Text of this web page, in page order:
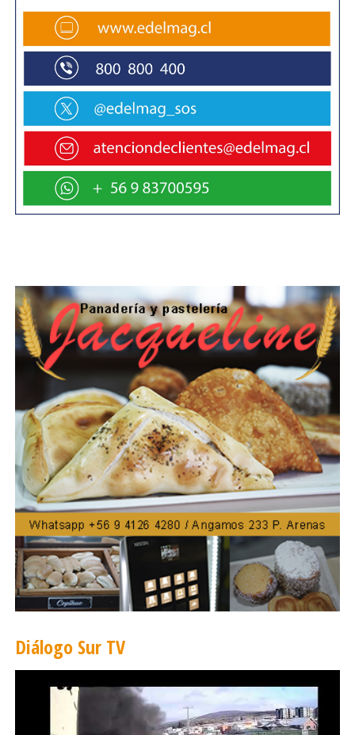
En cuanto a la experiencia vivida, Márquez agregó
que “es muy enriquecedor porque se aprende
mucho, en esta visita trabajamos a la par con la
comunidad y logramos poner en práctica lo
aprendido en todos estos años de carrera”.
En tanto, José Agüero vecino de la población
Pedro Aguirre Cerda valoró la instancia
señalando que “estamos muy contentos por la
oportunidad de regularizar nuestras viviendas, si
uno quisiera hacer esto de forma particular no
materia”.
En este mismo contexto, Julio Villarroel Director
de la Secplac de la municipalidad de Coyhaique
señaló que “desde el año 2013 que el municipio
viene trabajando junto a la Universidad de
Magallanes en este convenio de cooperación lo
cual ha sido muy positivo”.
Villarroel agregó además que “durante 10 días,
estos futuros profesionales, visitaron 120
viviendas de la comuna de Coyhaique con el
objetivo de regularizarlas para que después
estas familias puedan postular a beneficios tales
como aislación térmica, cierre perimetral y
ampliación de viviendas entre otros”.
Diálogo Sur TV